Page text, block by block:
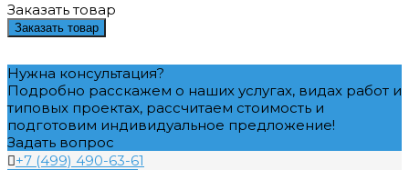
Заказать товар
Заказать товар
Нужна консультация?
Подробно расскажем о наших услугах, видах работ и
типовых проектах, рассчитаем стоимость и
подготовим индивидуальное предложение!
Задать вопрос
+7 (499) 490-63-61